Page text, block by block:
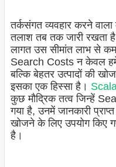
तर्कसंगत व्यवहार करने वाला
तलाश तब तक जारी रखता
लागत उस सीमांत लाभ से
Search Costs न केवल
बल्कि बेहतर उत्पादों की
इसका एक हिस्सा है।
कुछ मौद्रिक तत्व जिन्हें
गया है, उनमें जानकारी
खोजने के लिए उपयोग किए
है।